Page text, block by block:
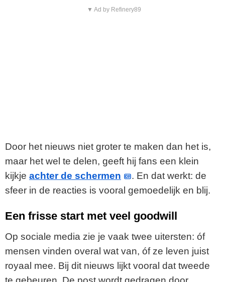
▼ Ad by Refinery89
Door het nieuws niet groter te maken dan het is,
maar het wel te delen, geeft hij fans een klein
kijkje achter de schermen
. En dat werkt: de
sfeer in de reacties is vooral gemoedelijk en blij.
Een frisse start met veel goodwill
Op sociale media zie je vaak twee uitersten: óf
mensen vinden overal wat van, óf ze leven juist
royaal mee. Bij dit nieuws lijkt vooral dat tweede